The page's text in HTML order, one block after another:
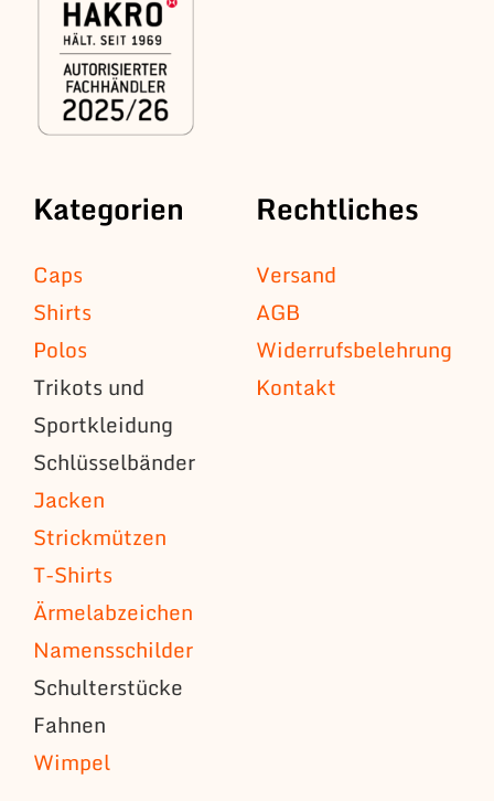
Kategorien
Caps
Shirts
Polos
Trikots und
Sportkleidung
Schlüsselbänder
Jacken
Strickmützen
T-Shirts
Ärmelabzeichen
Namensschilder
Schulterstücke
Fahnen
Wimpel
Rechtliches
Versand
AGB
Widerrufsbelehrung
Kontakt